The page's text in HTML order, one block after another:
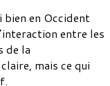
bien en Occident
entre les
de la
mais ce qui